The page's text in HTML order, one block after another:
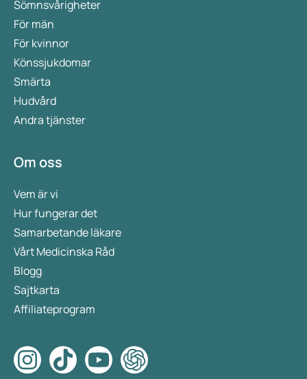
Sömnsvårigheter
För män
För kvinnor
Könssjukdomar
Smärta
Hudvård
Andra tjänster
Om oss
Vem är vi
Hur fungerar det
Samarbetande läkare
Vårt Medicinska Råd
Blogg
Sajtkarta
Affiliateprogram